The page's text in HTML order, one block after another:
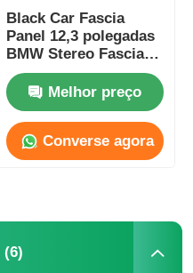
do carro
Black Car Fascia
Panel 12,3 polegadas
BMW Stereo Fascia
Para Mercedes Benz
B200 2004-2012
Melhor preço
Converse agora
(6)